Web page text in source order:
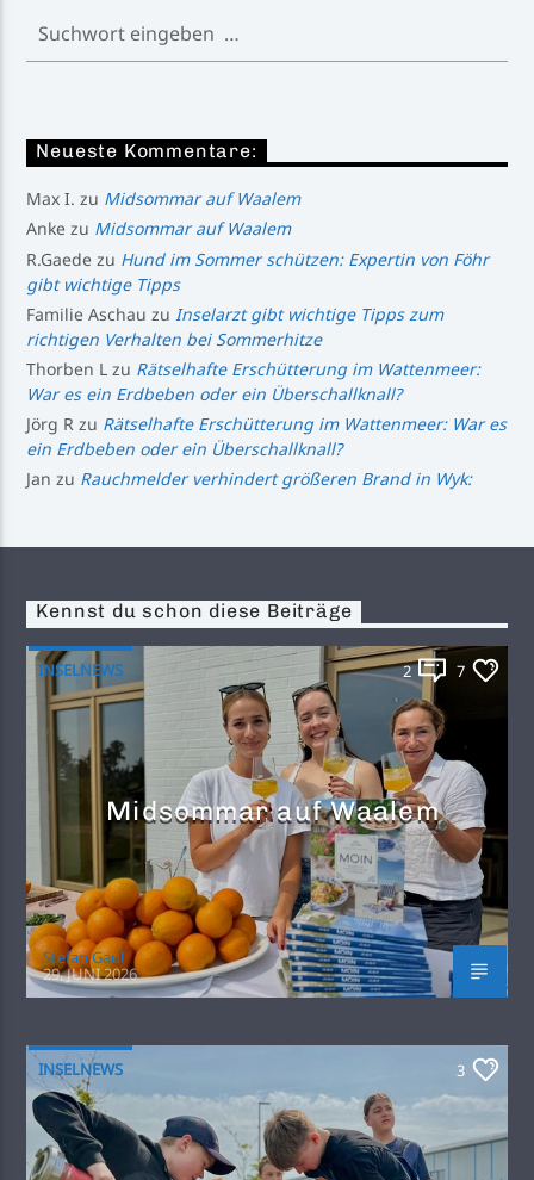
Neueste Kommentare:
Max I. zu Midsommar auf Waalem
Anke zu Midsommar auf Waalem
R.Gaede zu Hund im Sommer schützen: Expertin von Föhr
gibt wichtige Tipps
Familie Aschau zuInselarzt gibt wichtige Tipps zum
richtigen Verhalten bei Sommerhitze
Thorben L zu Rätselhafte Erschütterung im Wattenmeer:
War es ein Erdbeben oder ein Überschallknall?
Jörg R zu Rätselhafte Erschütterung im Wattenmeer: War es
ein Erdbeben oder ein Überschallknall?
Jan zu Rauchmelder verhindert größeren Brand in Wyk:
Kennst du schon diese Beiträge
INSELNEWS 2 7
Midsommar auf Waalem
Stefan Gaul
29. JUNI 2026
INSELNEWS 3